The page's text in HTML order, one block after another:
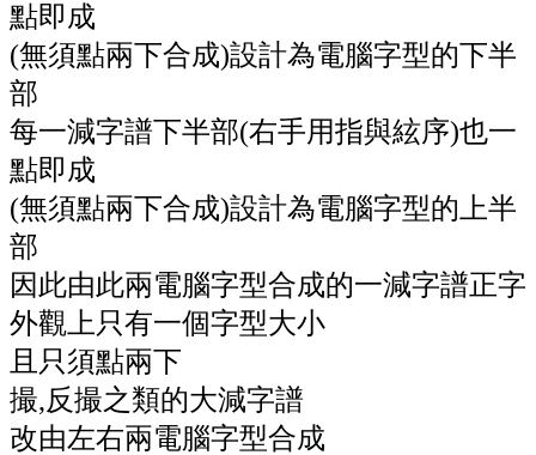
點即成
(無須點兩下合成)設計為電腦字型的下半
部
每一減字譜下半部(右手用指與絃序)也一
點即成
(無須點兩下合成)設計為電腦字型的上半
部
因此由此兩電腦字型合成的一減字譜正字
外觀上只有一個字型大小
且只須點兩下
撮,反撮之類的大減字譜
改由左右兩電腦字型合成